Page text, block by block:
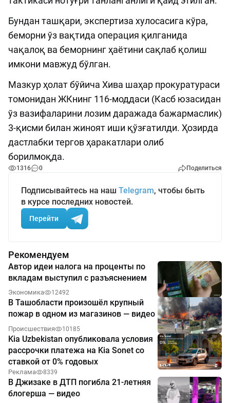
Бундан ташқари, экспертиза хулосасига кўра,
беморни ўз вақтида операция қилганида
чақалоқ ва беморнинг ҳаётини сақлаб қолиш
имкони мавжуд бўлган.
Мазкур ҳолат бўйича Хива шаҳар прокуратураси
томонидан ЖКнинг 116-моддаси (Касб юзасидан
ўз вазифаларини лозим даражада бажармаслик)
3-қисми билан жиноят иши қўзғатилди. Ҳозирда
дастлабки тергов ҳаракатлари олиб
борилмоқда.
1316 0 Поделиться
Подписывайтесь на наш Telegram, чтобы быть
в курсе последних новостей.
Перейти
Рекомендуем
Автор идеи налога на проценты по
вкладам выступил с разъяснением
Экономика 12492
В Ташобласти произошёл крупный
пожар в одном из магазинов — видео
Происшествия 10185
Kia Uzbekistan опубликовала условия
рассрочки платежа на Kia Sonet со
ставкой от 0% годовых
Реклама 8339
В Джизаке в ДТП погибла 21-летняя
блогерша — видео